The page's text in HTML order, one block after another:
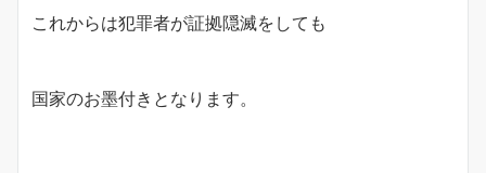
これからは犯罪者が証拠隠滅をしても
国家のお墨付きとなります。